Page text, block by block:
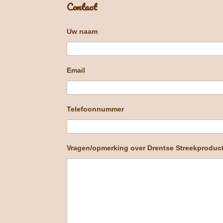
Contact
Uw naam
Email
Telefoonnummer
Vragen/opmerking over Drentse